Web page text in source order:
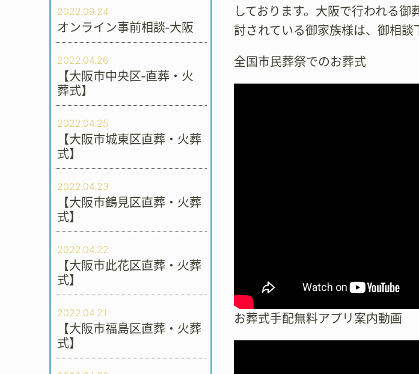
2022.09.24
オンライン事前相談‐大阪
2022.04.26
【大阪市中央区‐直葬・火
葬式】
2022.04.25
【大阪市城東区直葬・火葬
式】
2022.04.23
【大阪市鶴見区直葬・火葬
式】
2022.04.22
【大阪市此花区直葬・火葬
式】
2022.04.21
【大阪市福島区直葬・火葬
式】
しております。大阪で行われる
討されている御家族様は、御相談
全国市民葬祭でのお葬式
お葬式手配無料アプリ案内動画